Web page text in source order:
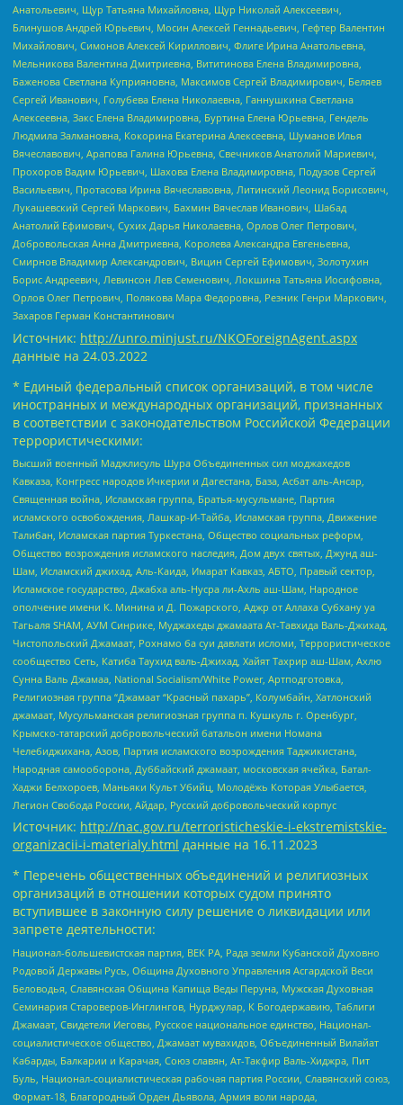
Анатольевич, Щур Татьяна Михайловна, Щур Николай Алексеевич,
Блинушов Андрей Юрьевич, Мосин Алексей Геннадьевич, Гефтер Валентин
Михайлович, Симонов Алексей Кириллович, Флиге Ирина Анатольевна,
Мельникова Валентина Дмитриевна, Вититинова Елена Владимировна,
Баженова Светлана Куприяновна, Максимов Сергей Владимирович, Беляев
Сергей Иванович, Голубева Елена Николаевна, Ганнушкина Светлана
Алексеевна, Закс Елена Владимировна, Буртина Елена Юрьевна, Гендель
Людмила Залмановна, Кокорина Екатерина Алексеевна, Шуманов Илья
Вячеславович, Арапова Галина Юрьевна, Свечников Анатолий Мариевич,
Прохоров Вадим Юрьевич, Шахова Елена Владимировна, Подузов Сергей
Васильевич, Протасова Ирина Вячеславовна, Литинский Леонид Борисович,
Лукашевский Сергей Маркович, Бахмин Вячеслав Иванович, Шабад
Анатолий Ефимович, Сухих Дарья Николаевна, Орлов Олег Петрович,
Добровольская Анна Дмитриевна, Королева Александра Евгеньевна,
Смирнов Владимир Александрович, Вицин Сергей Ефимович, Золотухин
Борис Андреевич, Левинсон Лев Семенович, Локшина Татьяна Иосифовна,
Орлов Олег Петрович, Полякова Мара Федоровна, Резник Генри Маркович,
Захаров Герман Константинович
Источник: http://unro.minjust.ru/NKOForeignAgent.aspx
данные на 24.03.2022
* Единый федеральный список организаций, в том числе
иностранных и международных организаций, признанных
в соответствии с законодательством Российской Федерации
террористическими:
Высший военный Маджлисуль Шура Объединенных сил моджахедов
Кавказа, Конгресс народов Ичкерии и Дагестана, База, Асбат аль-Ансар,
Священная война, Исламская группа, Братья-мусульмане, Партия
исламского освобождения, Лашкар-И-Тайба, Исламская группа, Движение
Талибан, Исламская партия Туркестана, Общество социальных реформ,
Общество возрождения исламского наследия, Дом двух святых, Джунд аш-
Шам, Исламский джихад, Аль-Каида, Имарат Кавказ, АБТО, Правый сектор,
Исламское государство, Джабха аль-Нусра ли-Ахль аш-Шам, Народное
ополчение имени К. Минина и Д. Пожарского, Аджр от Аллаха Субхану уа
Тагьаля SHAM, АУМ Синрике, Муджахеды джамаата Ат-Тавхида Валь-Джихад,
Чистопольский Джамаат, Рохнамо ба суи давлати исломи, Террористическое
сообщество Сеть, Катиба Таухид валь-Джихад, Хайят Тахрир аш-Шам, Ахлю
Сунна Валь Джамаа, National Socialism/White Power, Артподготовка,
Религиозная группа “Джамаат “Красный пахарь”, Колумбайн, Хатлонский
джамаат, Мусульманская религиозная группа п. Кушкуль г. Оренбург,
Крымско-татарский добровольческий батальон имени Номана
Челебиджихана, Азов, Партия исламского возрождения Таджикистана,
Народная самооборона, Дуббайский джамаат, московская ячейка, Батал-
Хаджи Белхороев, Маньяки Культ Убийц, Молодёжь Которая Улыбается,
Легион Свобода России, Айдар, Русский добровольческий корпус
Источник: http://nac.gov.ru/terroristicheskie-i-ekstremistskie-
organizacii-i-materialy.html данные на 16.11.2023
* Перечень общественных объединений и религиозных
организаций в отношении которых судом принято
вступившее в законную силу решение о ликвидации или
запрете деятельности:
Национал-большевистская партия, ВЕК РА, Рада земли Кубанской Духовно
Родовой Державы Русь, Община Духовного Управления Асгардской Веси
Беловодья, Славянская Община Капища Веды Перуна, Мужская Духовная
Семинария Староверов-Инглингов, Нурджулар, К Богодержавию, Таблиги
Джамаат, Свидетели Иеговы, Русское национальное единство, Национал-
социалистическое общество, Джамаат мувахидов, Объединенный Вилайат
Кабарды, Балкарии и Карачая, Союз славян, Ат-Такфир Валь-Хиджра, Пит
Буль, Национал-социалистическая рабочая партия России, Славянский союз,
Формат-18, Благородный Орден Дьявола, Армия воли народа,